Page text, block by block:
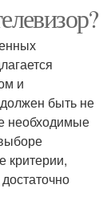
и
быть не
необходимые
критерии,